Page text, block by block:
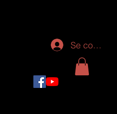
Se connecter